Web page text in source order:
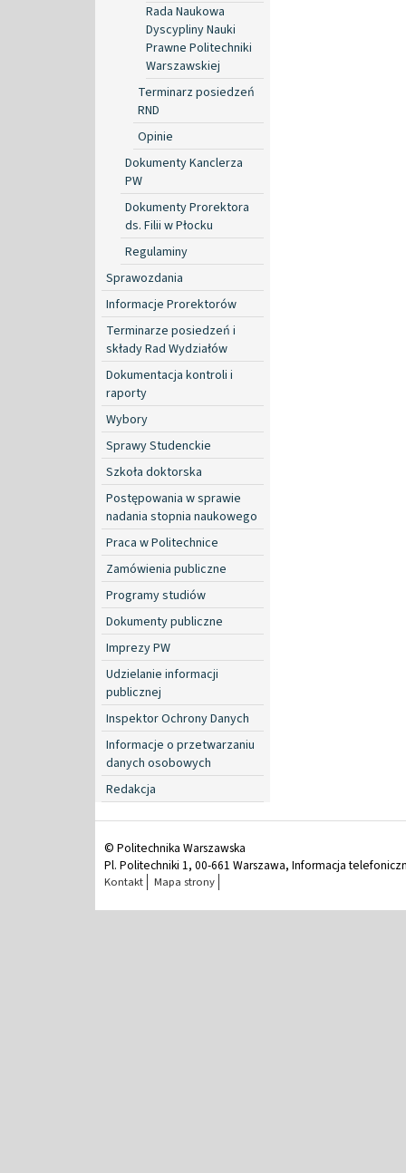
Rada Naukowa
Dyscypliny Nauki
Prawne Politechniki
Warszawskiej
Terminarz posiedzeń
RND
Opinie
Dokumenty Kanclerza
PW
Dokumenty Prorektora
ds. Filii w Płocku
Regulaminy
Sprawozdania
Informacje Prorektorów
Terminarze posiedzeń i
składy Rad Wydziałów
Dokumentacja kontroli i
raporty
Wybory
Sprawy Studenckie
Szkoła doktorska
Postępowania w sprawie
nadania stopnia naukowego
Praca w Politechnice
Zamówienia publiczne
Programy studiów
Dokumenty publiczne
Imprezy PW
Udzielanie informacji
publicznej
Inspektor Ochrony Danych
Informacje o przetwarzaniu
danych osobowych
Redakcja
© Politechnika Warszawska
Pl. Politechniki 1, 00-661 Warszawa, Informacja
Kontakt Mapa strony